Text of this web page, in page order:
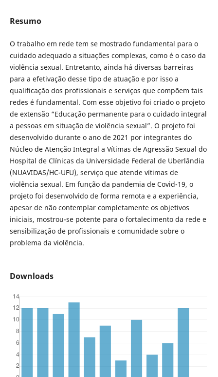
Resumo
O trabalho em rede tem se mostrado fundamental para o
cuidado adequado a situações complexas, como é o caso da
violência sexual. Entretanto, ainda há diversas barreiras
para a efetivação desse tipo de atuação e por isso a
qualificação dos profissionais e serviços que compõem tais
redes é fundamental. Com esse objetivo foi criado o projeto
de extensão “Educação permanente para o cuidado integral
a pessoas em situação de violência sexual”. O projeto foi
desenvolvido durante o ano de 2021 por integrantes do
Núcleo de Atenção Integral a Vítimas de Agressão Sexual do
Hospital de Clínicas da Universidade Federal de Uberlândia
(NUAVIDAS/HC-UFU), serviço que atende vítimas de
violência sexual. Em função da pandemia de Covid-19, o
projeto foi desenvolvido de forma remota e a experiência,
apesar de não contemplar completamente os objetivos
iniciais, mostrou-se potente para o fortalecimento da rede e
sensibilização de profissionais e comunidade sobre o
problema da violência.
Downloads